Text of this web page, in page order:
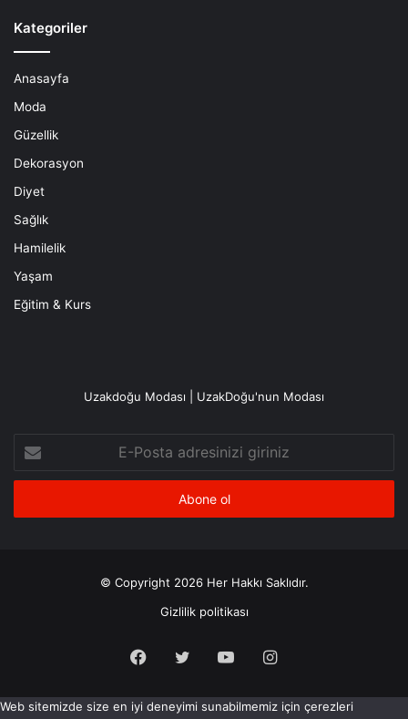
Kategoriler
Anasayfa
Moda
Güzellik
Dekorasyon
Diyet
Sağlık
Hamilelik
Yaşam
Eğitim & Kurs
Uzakdoğu Modası | UzakDoğu'nun Modası
Posta
adresinizi
© Copyright 2026 Her Hakkı Saklıdır.
Gizlilik politikası
Facebook
X YouTubeInstagram
Web sitemizde size en iyi deneyimi sunabilmemiz için çerezleri